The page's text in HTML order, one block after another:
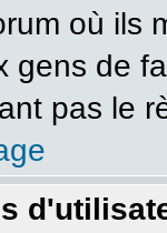
où ils
gens de
pas le